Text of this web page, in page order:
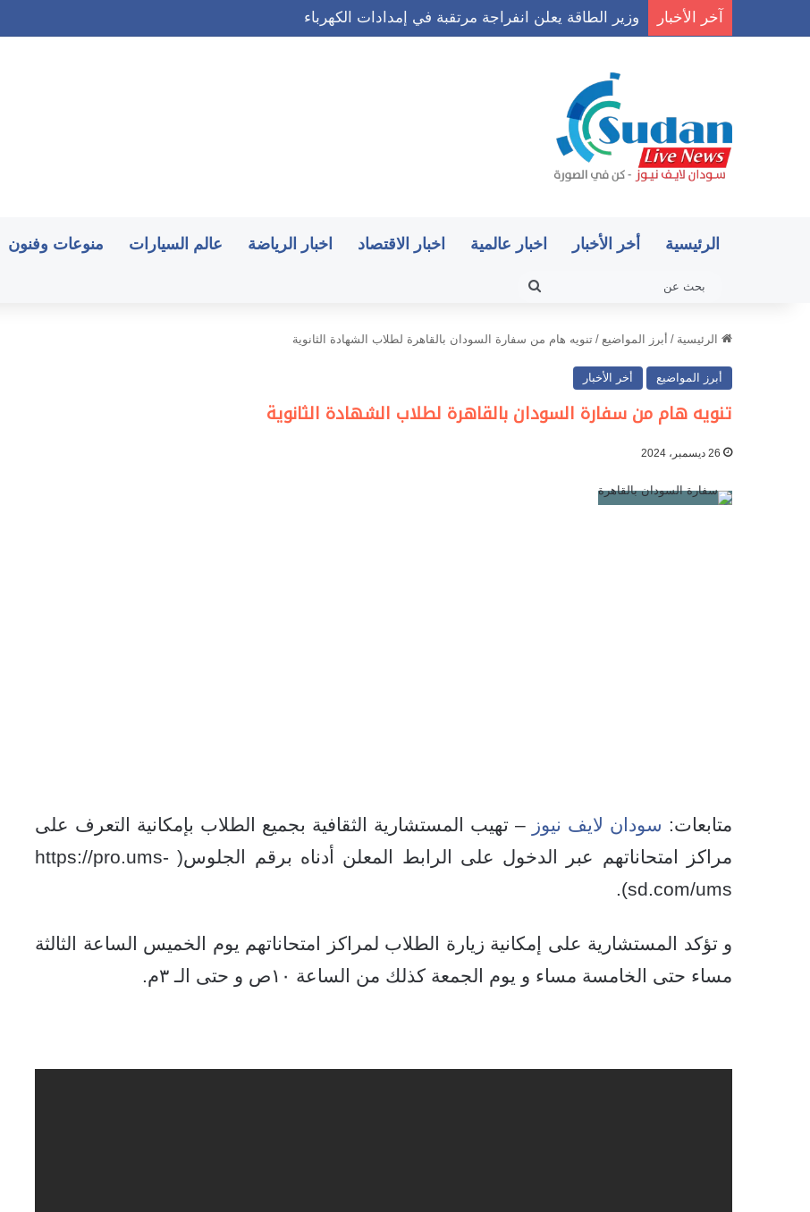
آخر الأخبار وزير الطاقة يعلن انفراجة مرتقبة في إمدادات الكهرباء
الرئيسية أخر الأخبار اخبار عالمية اخبار الاقتصاد اخبار الرياضة عالم السيارات منوعات وفنون
الرئيسية / أبرز المواضيع / تنويه هام من سفارة السودان بالقاهرة لطلاب الشهادة الثانوية
أبرز المواضيع أخر الأخبار
تنويه هام من سفارة السودان بالقاهرة لطلاب الشهادة الثانوية
26 ديسمبر، 2024
متابعات: سودان لايف نيوز – تهيب المستشارية الثقافية بجميع الطلاب بإمكانية التعرف على
مراكز امتحاناتهم عبر الدخول على الرابط المعلن أدناه برقم الجلوس( https://pro.ums-
sd.com/ums).
و تؤكد المستشارية على إمكانية زيارة الطلاب لمراكز امتحاناتهم يوم الخميس الساعة الثالثة
مساء حتى الخامسة مساء و يوم الجمعة كذلك من الساعة ١٠ص و حتى الـ ٣م.